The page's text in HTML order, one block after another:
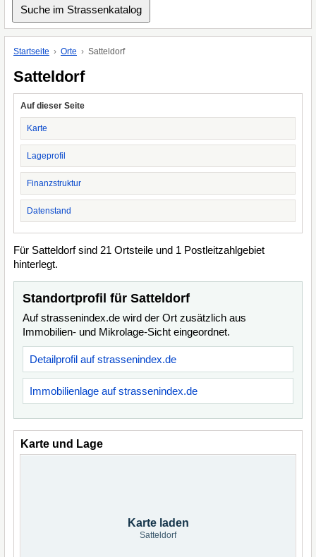
Startseite Orte Satteldorf
Satteldorf
Auf dieser Seite
Karte
Lageprofil
Finanzstruktur
Datenstand
Für Satteldorf sind 21 Ortsteile und 1 Postleitzahlgebiet
hinterlegt.
Standortprofil für Satteldorf
Auf strassenindex.de wird der Ort zusätzlich aus
Immobilien- und Mikrolage-Sicht eingeordnet.
Detailprofil auf strassenindex.de
Immobilienlage auf strassenindex.de
Karte und Lage
Karte laden
Satteldorf